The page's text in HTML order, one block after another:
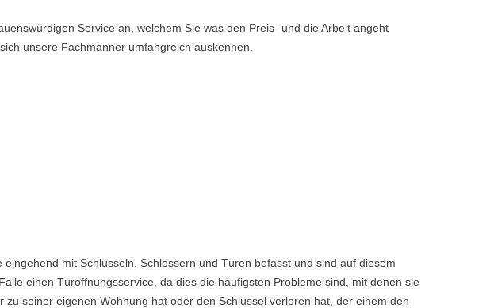
Service an, welchem Sie was den Preis- und die Arbeit angeht
unsere Fachmänner umfangreich auskennen.
mit Schlüsseln, Schlössern und Türen befasst und sind auf diesem
einen Türöffnungsservice, da dies die häufigsten Probleme sind, mit denen sie
seiner eigenen Wohnung hat oder den Schlüssel verloren hat, der einem den